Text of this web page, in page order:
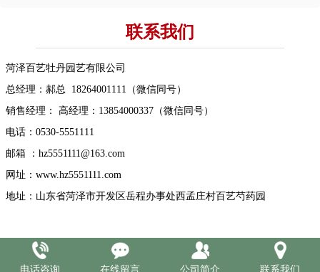
联系我们
菏泽百艺牡丹园艺有限公司
总经理：郝总 18264001111（微信同号）
销售经理： 高经理：13854000337（微信同号）
电话：0530-5551111
邮箱 ：hz5551111@163.com
网址：www.hz5551111.com
地址：山东省菏泽市开发区岳程办事处西孟庄村百艺芍药园
电话咨询 在线留言 公司简介 联系我们